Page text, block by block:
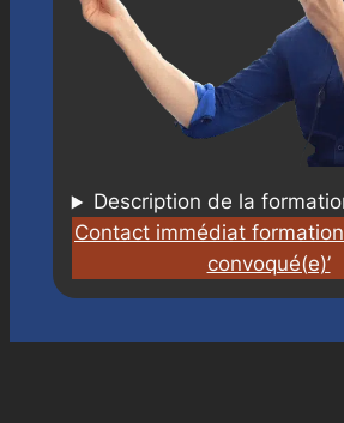
Description de la
Contact immédiat formation
convoqué(e)’